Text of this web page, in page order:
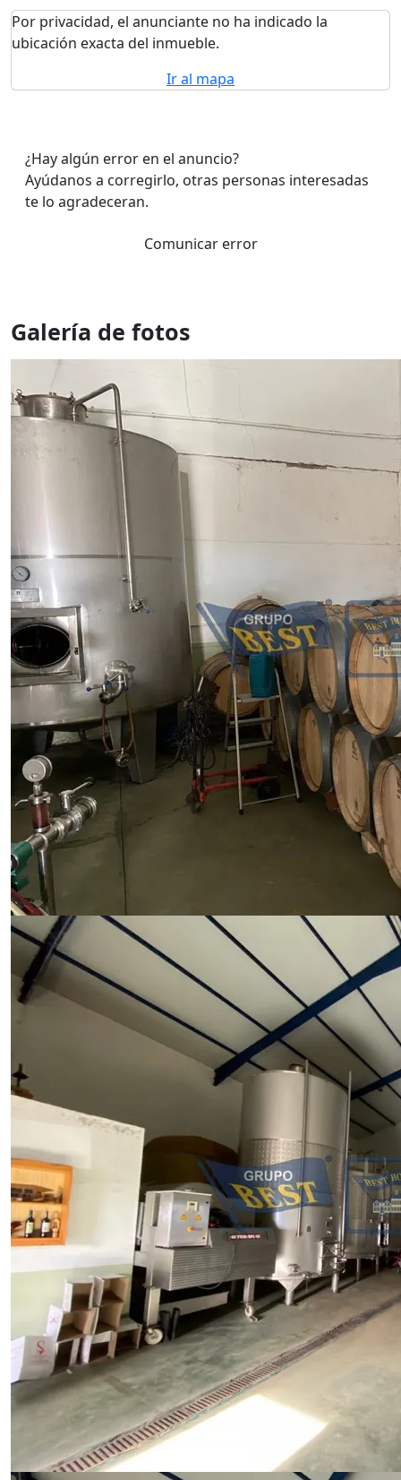
Por privacidad, el anunciante no ha indicado la
ubicación exacta del inmueble.
Ir al mapa
¿Hay algún error en el anuncio?
Ayúdanos a corregirlo, otras personas interesadas
te lo agradeceran.
Comunicar error
Galería de fotos